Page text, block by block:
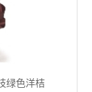
绿色洋桔